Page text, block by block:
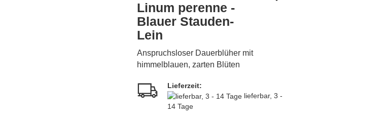
Linum perenne -
Blauer Stauden-
Lein
Anspruchsloser Dauerblüher mit
himmelblauen, zarten Blüten
Lieferzeit:
lieferbar, 3 -
14 Tage